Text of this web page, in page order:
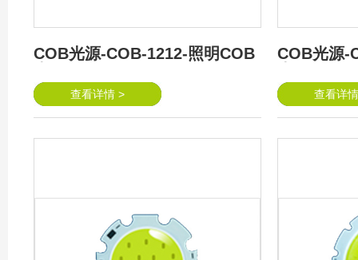
COB光源-COB-1212-照明COB
查看详情 >
COB光源-
查看详